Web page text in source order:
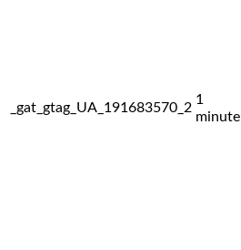
_gat_gtag_UA_191683570_2
1
minute